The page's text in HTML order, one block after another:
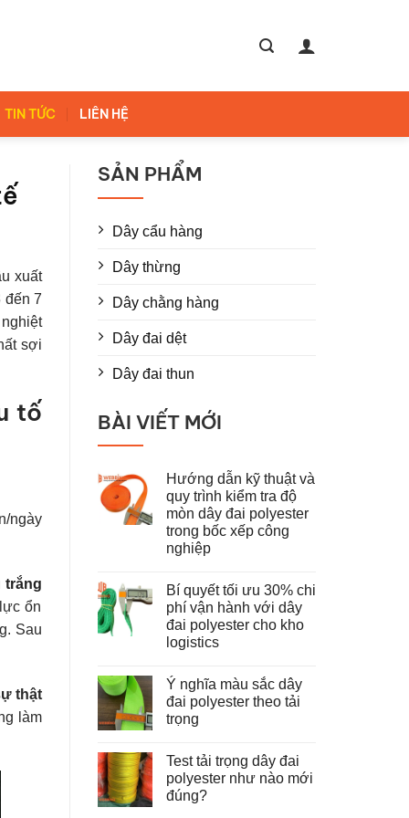
TIN TỨC LIÊN HỆ
xuất
đến 7
sợi
tố
ngày
trắng
ổn
Sau
thật
làm
SẢN PHẨM
Dây cẩu hàng
Dây thừng
Dây chằng hàng
Dây đai dệt
Dây đai thun
BÀI VIẾT MỚI
Hướng dẫn kỹ thuật và
quy trình kiểm tra độ
mòn dây đai polyester
trong bốc xếp công
nghiệp
bình
luận
ở
Hướng
dẫn
kỹ
quy
trình
kiểm
tra
dây
đai
polyester
trong
bốc
Bí quyết tối ưu 30% chi
phí vận hành với dây
đai polyester cho kho
logistics
bình
luận
ở
Bí
ưu
30%
chi
phí
vận
Ý nghĩa màu sắc dây
đai polyester theo tải
trọng
bình
luận
ở
Ý
Test tải trọng dây đai
polyester như nào mới
đúng?